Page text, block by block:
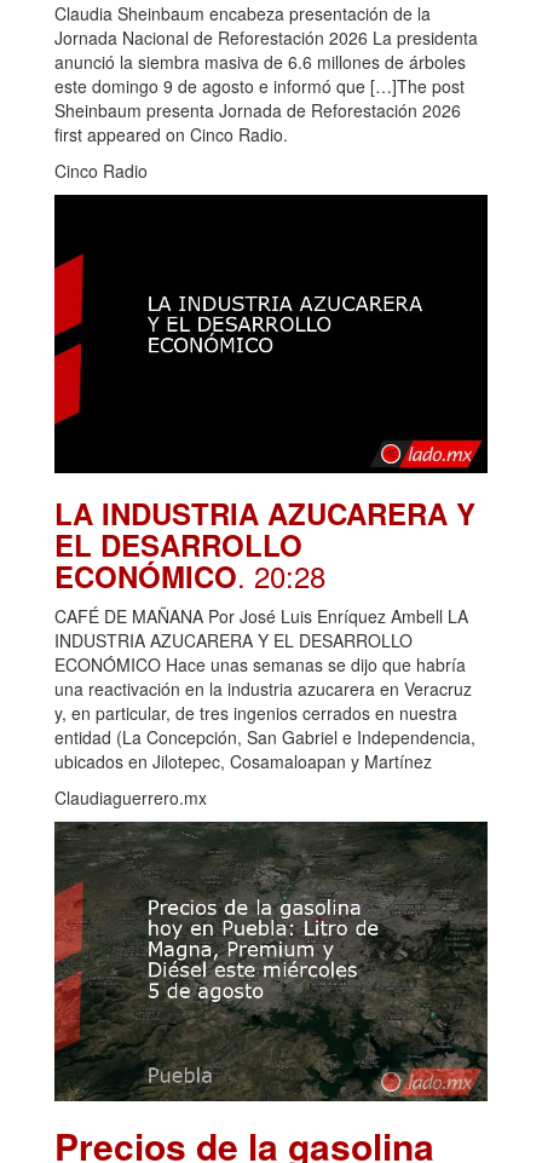
Claudia Sheinbaum encabeza presentación de la
Jornada Nacional de Reforestación 2026 La presidenta
anunció la siembra masiva de 6.6 millones de árboles
este domingo 9 de agosto e informó que […]The post
Sheinbaum presenta Jornada de Reforestación 2026
first appeared on Cinco Radio.
Cinco Radio
LA INDUSTRIA AZUCARERA Y
EL DESARROLLO
ECONÓMICO. 20:28
CAFÉ DE MAÑANA Por José Luis Enríquez Ambell LA
INDUSTRIA AZUCARERA Y EL DESARROLLO
ECONÓMICO Hace unas semanas se dijo que habría
una reactivación en la industria azucarera en Veracruz
y, en particular, de tres ingenios cerrados en nuestra
entidad (La Concepción, San Gabriel e Independencia,
ubicados en Jilotepec, Cosamaloapan y Martínez
Claudiaguerrero.mx
Precios de la gasolina